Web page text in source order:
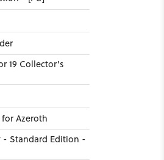
19 Collector's
Azeroth
- Standard Edition -